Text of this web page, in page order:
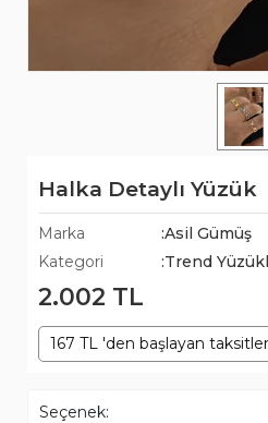
Halka Detaylı Yüzük
Marka
:Asil Gümüş
Kategori
:Trend
2.002 TL
167 TL 'den başlayan
Seçenek: